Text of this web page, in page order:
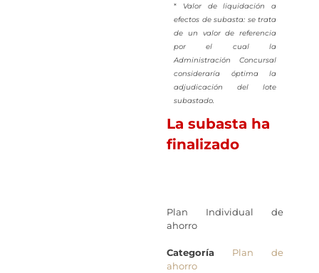
* Valor de liquidación a
efectos de subasta: se trata
de un valor de referencia
por el cual la
Administración Concursal
consideraría óptima la
adjudicación del lote
subastado.
La subasta ha
finalizado
Plan Individual de
ahorro
Categoría
Plan de
ahorro